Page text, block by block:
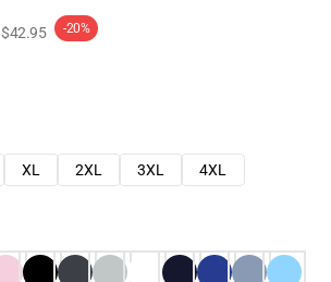
$42.95 -20%
XL 2XL 3XL
4XL